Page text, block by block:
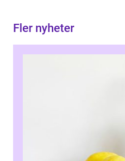
Fler nyheter